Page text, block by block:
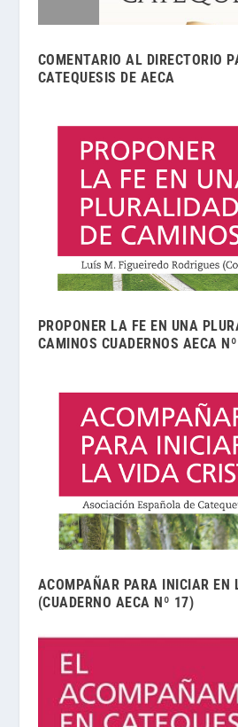
COMENTARIO AL DIRECTORIO
CATEQUESIS DE AECA
PROPONER LA FE EN UNA
CAMINOS CUADERNOS AECA
ACOMPAÑAR PARA INICIAR
(CUADERNO AECA Nº 17)